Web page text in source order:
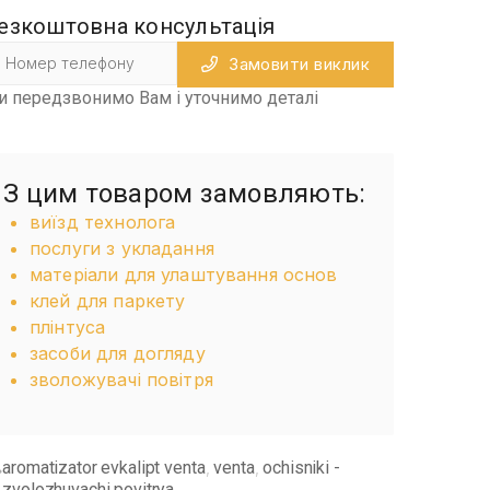
консультація
Замовити виклик
передзвонимо Вам і уточнимо деталі
З цим товаром замовляють:
виїзд технолога
послуги з укладання
матеріали для улаштування основ
клей для паркету
плінтуса
засоби для догляду
зволожувачі повітря
aromatizator evkalipt venta,venta,ochisniki -